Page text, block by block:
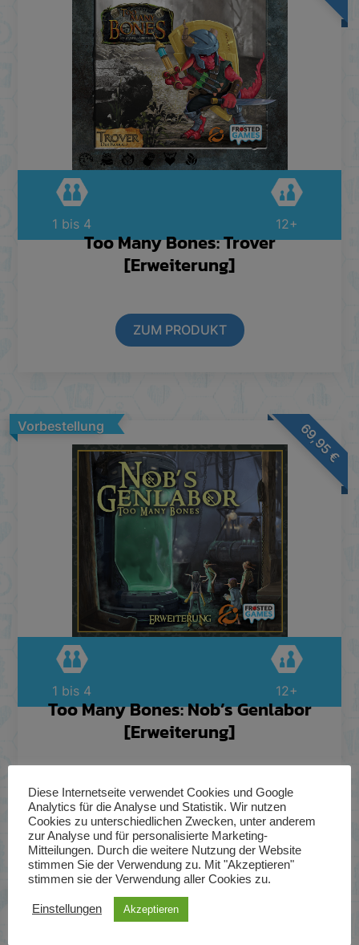
Too Many Bones: Trover
[Erweiterung]
ZUM PRODUKT
1 bis 4 12+
Too Many Bones: Nob’s Genlabor
[Erweiterung]
ZUM PRODUKT
1 bis 4 12+
69,95
€
Vorbestellung
Derzeit nicht bestellbar
Diese Internetseite verwendet Cookies und Google
Analytics für die Analyse und Statistik. Wir nutzen
Cookies zu unterschiedlichen Zwecken, unter anderem
zur Analyse und für personalisierte Marketing-
Mitteilungen. Durch die weitere Nutzung der Website
stimmen Sie der Verwendung zu. Mit "Akzeptieren"
stimmen sie der Verwendung aller Cookies zu.
Einstellungen Akzeptieren